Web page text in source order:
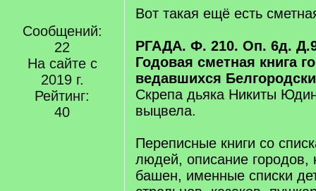
Сообщений:
22
На сайте с
2019 г.
Рейтинг:
40
Вот такая ещё есть
РГАДА. Ф. 210. Оп. 6д.
Годовая сметная книга
ведавшихся
Скрепа дьяка Никиты
выцвела.
Переписные книги со
людей, описание городов,
башен, именные списки